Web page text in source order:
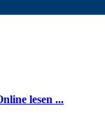
lesen ...